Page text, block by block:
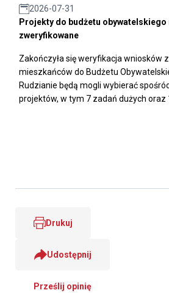
2026-07-31
Projekty do budżetu obywatelskiego
zweryfikowane
Zakończyła się weryfikacja wniosków
mieszkańców do Budżetu
Rudzianie będą mogli wybierać
projektów, w tym 7 zadań dużych oraz
Drukuj
Udostępnij
Prześlij opinię